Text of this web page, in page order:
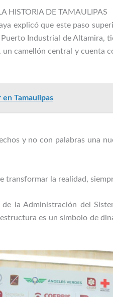
HISTORIA DE TAMAULIPAS
explicó que este paso
Industrial de Altamira,
camellón central y cuenta
Tamaulipas
y no con palabras una
transformar la realidad,
la Administración del
es un símbolo de